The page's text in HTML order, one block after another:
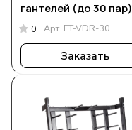
гантелей (до 30 пар)
0 Арт. FT-VDR-30
Заказать